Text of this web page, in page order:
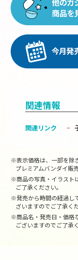
関連情報
関連リンク
※表示価格は、一部を除
プレミアムバンダイ販
※商品の写真・イラスト
ご了承ください。
※発売から時間の経過し
ざいますのでご了承く
※商品名・発売日・価格
ございますのでご了承